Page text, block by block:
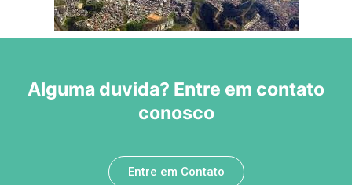
Alguma duvida? Entre em contato
conosco
Entre em Contato